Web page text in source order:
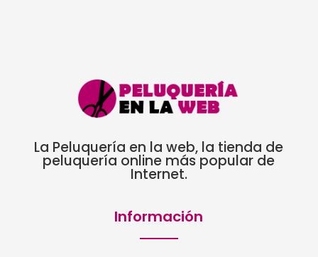
La Peluquería en la web, la tienda de
peluquería online más popular de
Internet.
Información